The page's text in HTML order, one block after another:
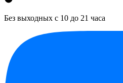
Без выходных с 10 до 21 часа